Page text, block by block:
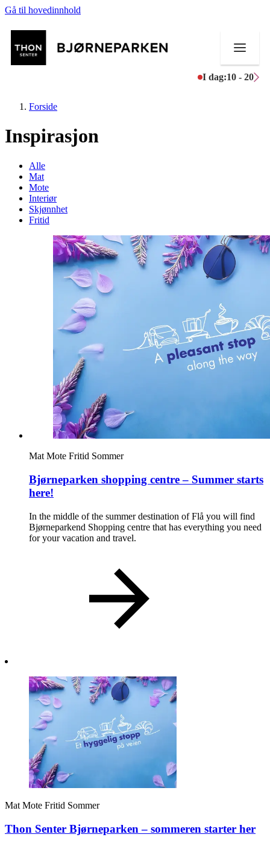
Gå til hovedinnhold
I dag:10 - 20
Butikker
Mat og drikke
Aktiviteter
Tilbud
Inspirasjon
Praktisk informasjon
Ledige stillinger
Magasin
Gavekort
Finn frem
Forside
Inspirasjon
Alle
Mat
Mote
Interiør
Skjønnhet
Fritid
Mat Mote Fritid Sommer
Bjørneparken shopping centre – Summer starts
here!
In the middle of the summer destination of Flå you will find
Bjørneparkend Shopping centre that has everything you need
for your vacation and travel.
Mat Mote Fritid Sommer
Thon Senter Bjørneparken – sommeren starter her